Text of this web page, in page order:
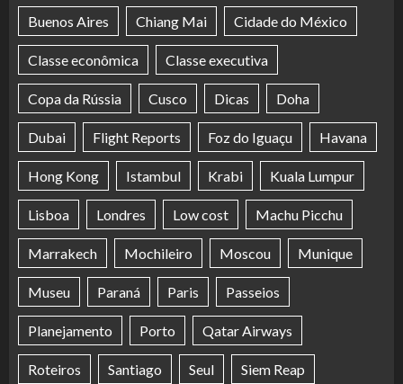
Buenos Aires Chiang Mai Cidade do México
Classe econômica Classe executiva
Copa da Rússia Cusco Dicas Doha
Dubai Flight Reports Foz do Iguaçu Havana
Hong Kong Istambul Krabi Kuala Lumpur
Lisboa Londres Low cost Machu Picchu
Marrakech Mochileiro Moscou Munique
Museu Paraná Paris Passeios
Planejamento Porto Qatar Airways
Roteiros Santiago Seul Siem Reap